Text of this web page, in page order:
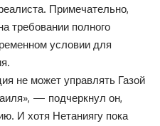
Примечательно,
требовании полного
условии для
не может управлять Газой
— подчеркнул он,
И хотя Нетаниягу пока